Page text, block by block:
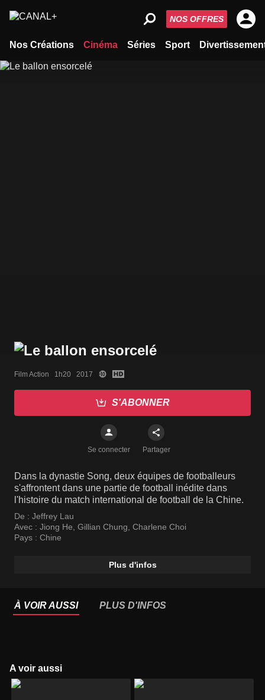
Nos Créations Cinéma Séries Sport
NOS OFFRES
Film Action   1h20   2017
S'ABONNER
Se connecter Partager
Dans la dynastie Song, deux équipes de footballeurs
s'affrontent dans une partie de football inédite dans
l'histoire du match international de football de la Chine.
De : Jeffrey Lau
Avec : Jiong He, Gillian Chung, Charlene Choi
Pays : Chine
Plus d'infos
À VOIR AUSSI PLUS D'INFOS
A voir aussi